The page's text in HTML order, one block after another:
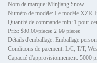
Nom de marque: Minjiang Snow
Numéro de modèle: Le modèle XZR-
Quantité de commande min: 1 pour
Prix: $80.00/pieces 2-99 pieces
Détails d'emballage: Emballage
Conditions de paiement: L/C, T/T,
Capacité d'approvisionnement: 5000